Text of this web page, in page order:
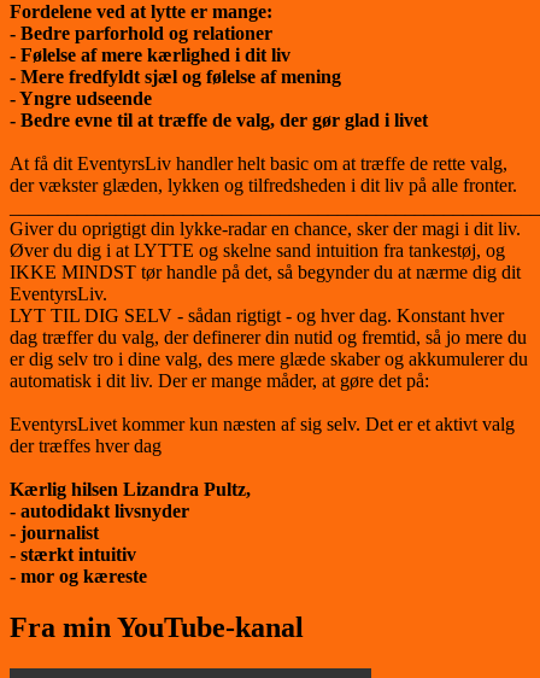
Fordelene ved at lytte er mange:
- Bedre parforhold og relationer
- Følelse af mere kærlighed i dit liv
- Mere fredfyldt sjæl og følelse af mening
- Yngre udseende
- Bedre evne til at træffe de valg, der gør glad i livet
At få dit EventyrsLiv handler helt basic om at træffe de rette valg,
der vækster glæden, lykken og tilfredsheden i dit liv på alle fronter.
Giver du oprigtigt din lykke-radar en chance, sker der magi i dit liv.
Øver du dig i at LYTTE og skelne sand intuition fra tankestøj, og
IKKE MINDST tør handle på det, så begynder du at nærme dig dit
EventyrsLiv.
LYT TIL DIG SELV - sådan rigtigt - og hver dag. Konstant hver
dag træffer du valg, der definerer din nutid og fremtid, så jo mere du
er dig selv tro i dine valg, des mere glæde skaber og akkumulerer du
automatisk i dit liv. Der er mange måder, at gøre det på:
EventyrsLivet kommer kun næsten af sig selv. Det er et aktivt valg
der træffes hver dag
Kærlig hilsen Lizandra Pultz,
- autodidakt livsnyder
- journalist
- stærkt intuitiv
- mor og kæreste
Fra min YouTube-kanal